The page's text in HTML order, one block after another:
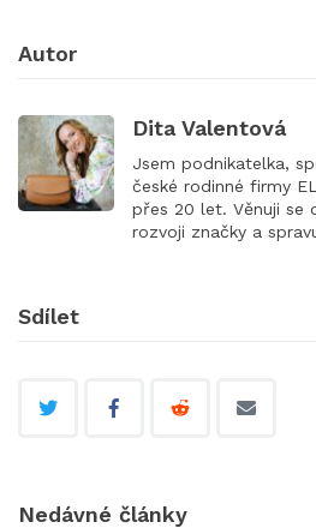
Autor
Dita Valentová
Jsem podnikatelka,
české rodinné firmy
přes 20 let. Věnuji se
rozvoji značky a
Sdílet
Nedávné články